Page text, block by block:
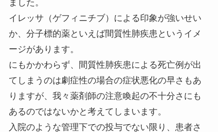
ました。
イレッサ（ゲフィニチブ）による印象が強いせい
か、分子標的薬といえば間質性肺疾患というイメ
ージがあります。
にもかかわらず、間質性肺疾患による死亡例が出
てしまうのは劇症性の場合の症状悪化の早さもあ
りますが、我々薬剤師の注意喚起の不十分さにも
あるのではないかと考えてしまいます。
入院のような管理下での投与でない限り、患者さ